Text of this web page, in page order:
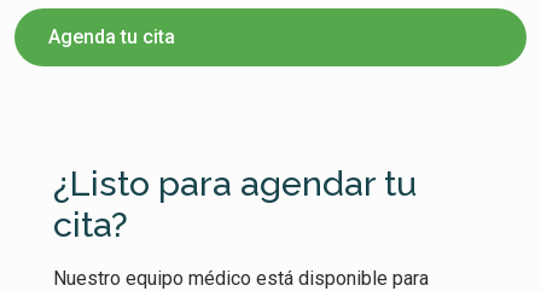
Agenda tu cita
¿Listo para agendar tu
cita?
Nuestro equipo médico está disponible para